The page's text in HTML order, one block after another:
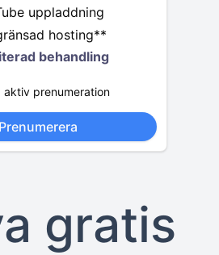
uppladdning
hosting**
behandling
aktiv prenumeration
Prenumerera
gratis